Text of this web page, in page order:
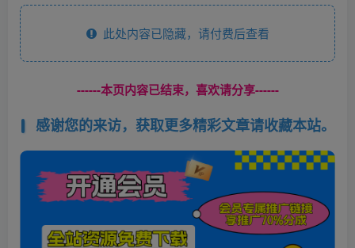
此处内容已隐藏，请付费后查看
------本页内容已结束，喜欢请分享------
感谢您的来访，获取更多精彩文章请收藏本站。